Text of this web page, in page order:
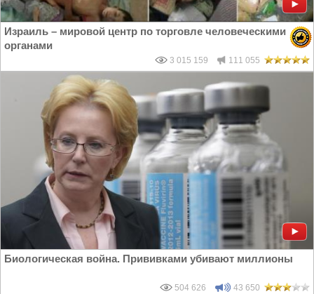
Израиль – мировой центр по торговле человеческими
органами
3 015 159 111 055
Биологическая война. Прививками убивают миллионы
504 626 43 650